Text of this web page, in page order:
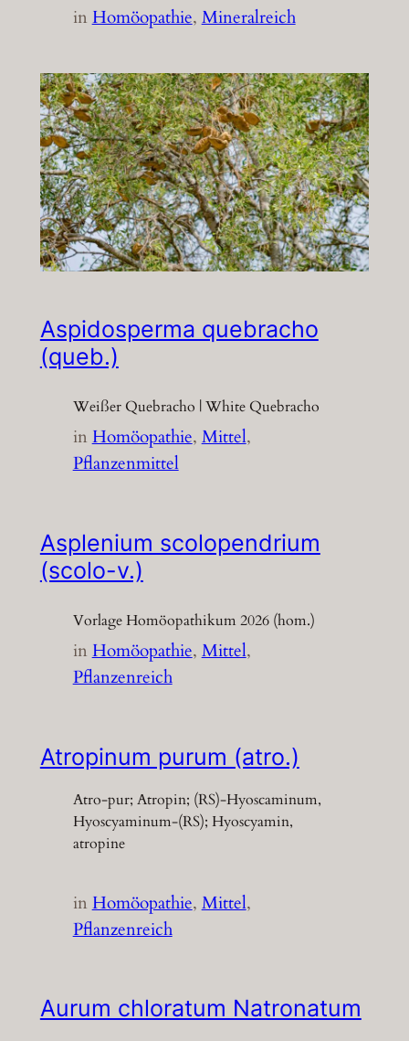
inHomöopathie, Mineralreich
Aspidosperma quebracho
(queb.)
Weißer Quebracho | White Quebracho
inHomöopathie, Mittel
Pflanzenmittel
Asplenium scolopendrium
(scolo-v.)
Vorlage Homöopathikum 2026 (hom.)
inHomöopathie, Mittel
Pflanzenreich
Atropinum purum (atro.)
Atro-pur; Atropin; (RS)-Hyoscaminum,
Hyoscyaminum-(RS); Hyoscyamin,
atropine
inHomöopathie, Mittel
Pflanzenreich
Aurum chloratum Natronatum